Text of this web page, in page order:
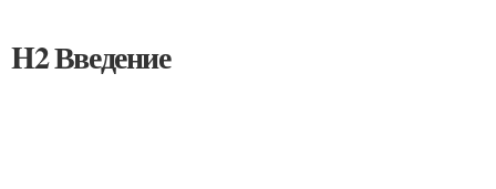
H2 Введение